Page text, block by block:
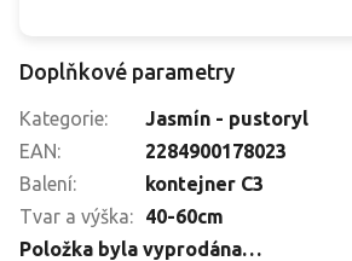
Doplňkové parametry
Kategorie:
Jasmín - pustoryl
EAN:
2284900178023
Balení:
kontejner C3
Tvar a výška:
40-60cm
Položka byla vyprodána…